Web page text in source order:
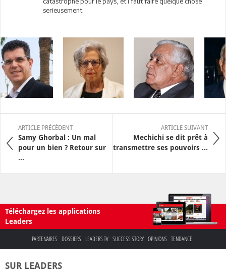
serieusement.
ARTICLE PRÉCÉDENT
Samy Ghorbal : Un mal
pour un bien ? Retour sur
...
ARTICLE SUIVANT
Mechichi se dit prêt à
transmettre ses pouvoirs ...
Téléchargez les applications
Leaders
PARTENAIRES DOSSIERS LEADERS TV SUCCESS STORY OPINIONS TENDANCE
SUR LEADERS